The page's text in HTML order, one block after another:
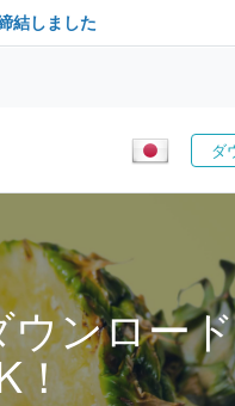
結しました
ダ
ンロー
！